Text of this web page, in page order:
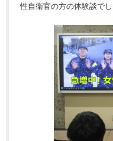
性自衛官の方の体験談でし